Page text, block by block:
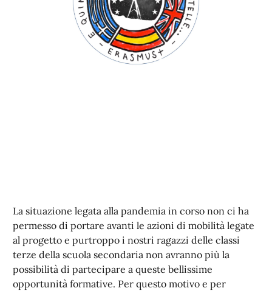
La situazione legata alla pandemia in corso non ci ha
permesso di portare avanti le azioni di mobilità legate
al progetto e purtroppo i nostri ragazzi delle classi
terze della scuola secondaria non avranno più la
possibilità di partecipare a queste bellissime
opportunità formative. Per questo motivo e per